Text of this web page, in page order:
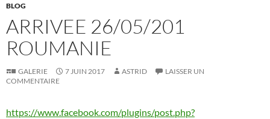
BLOG
ARRIVEE 26/05/201
ROUMANIE
GALERIE 7 JUIN 2017 ASTRID
LAISSER UN
COMMENTAIRE
https://www.facebook.com/plugins/post.php?